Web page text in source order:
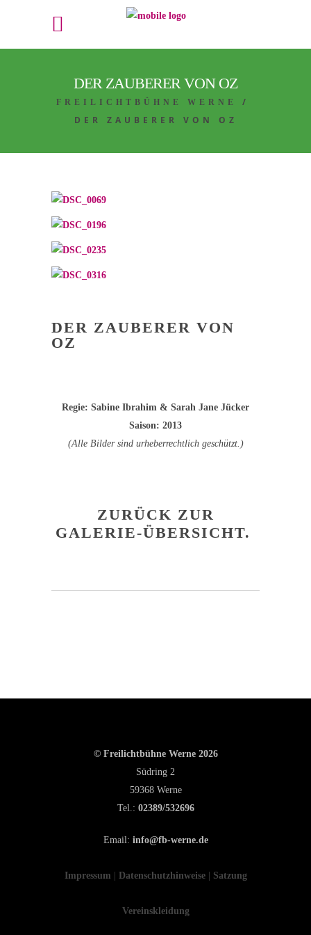
DER ZAUBERER VON OZ
FREILICHTBÜHNE WERNE
/
DER ZAUBERER VON OZ
DER ZAUBERER VON
OZ
Regie: Sabine Ibrahim & Sarah Jane Jücker
Saison: 2013
(Alle Bilder sind urheberrechtlich geschützt.)
ZURÜCK ZUR
GALERIE-ÜBERSICHT.
© Freilichtbühne Werne 2026
Südring 2
59368 Werne
Tel.: 02389/532696
Email: info@fb-werne.de
Impressum Datenschutzhinweise| Satzung
Vereinskleidung